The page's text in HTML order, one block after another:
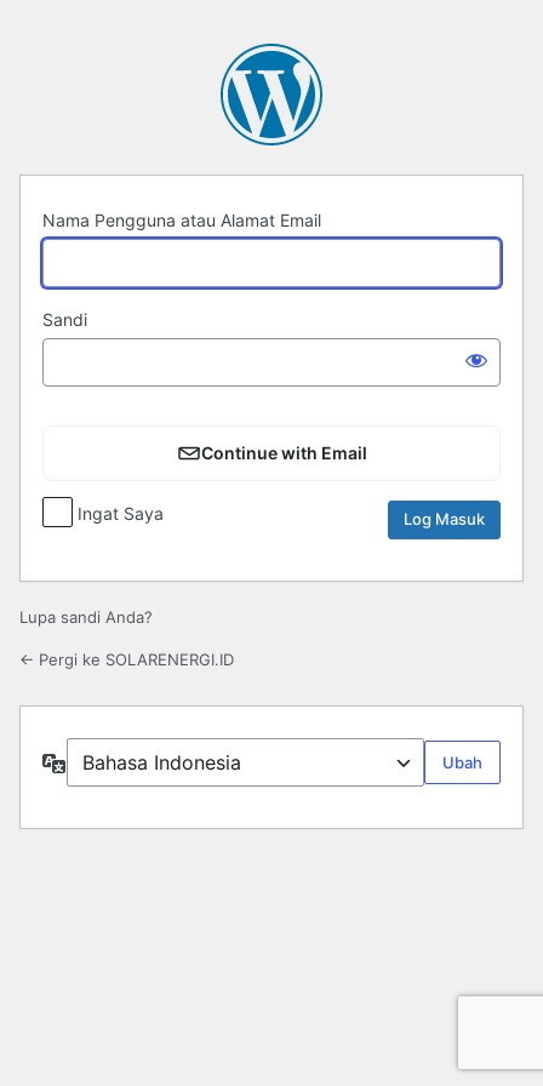
Nama Pengguna atau Alamat Email
Sandi
Continue with Email
Ingat Saya
Lupa sandi Anda?
← Pergi ke SOLARENERGI.ID
Bahasa